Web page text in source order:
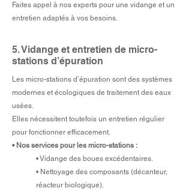
Faites appel à nos experts pour une vidange et un
entretien adaptés à vos besoins.
5. Vidange et entretien de micro-
stations d’épuration
Les micro-stations d’épuration sont des systèmes
modernes et écologiques de traitement des eaux
usées.
Elles nécessitent toutefois un entretien régulier
pour fonctionner efficacement.
• Nos services pour les micro-stations :
• Vidange des boues excédentaires.
• Nettoyage des composants (décanteur,
réacteur biologique).